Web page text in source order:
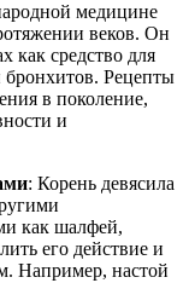
медицине
веков. Он
как средство для
бронхитов. Рецепты
в поколение,
и
: Корень девясила
как шалфей,
его действие и
Например, настой